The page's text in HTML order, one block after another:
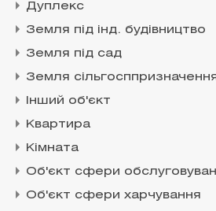
Дуплекс
Земля під інд. будівництво
Земля під сад
Земля
Інший об'єкт
Квартира
Кімната
Об'єкт сфери
Об'єкт сфери харчування